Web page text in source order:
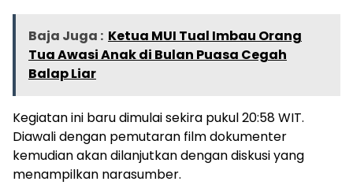
Baja Juga : Ketua MUI Tual Imbau Orang
Tua Awasi Anak di Bulan Puasa Cegah
Balap Liar
Kegiatan ini baru dimulai sekira pukul 20:58 WIT.
Diawali dengan pemutaran film dokumenter
kemudian akan dilanjutkan dengan diskusi yang
menampilkan narasumber.